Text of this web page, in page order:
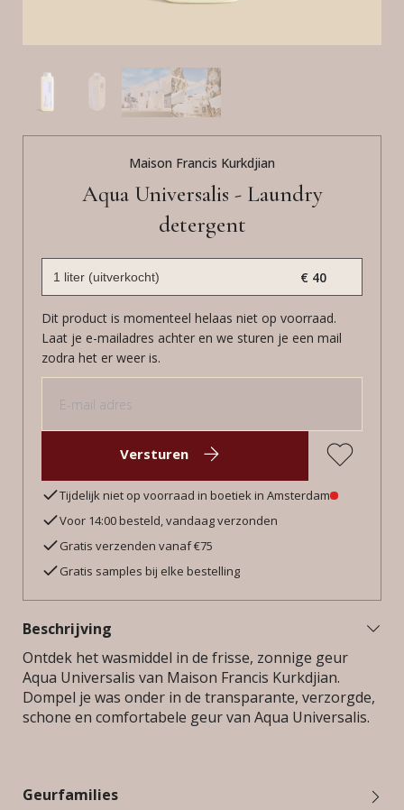
Maison Francis Kurkdjian
Aqua Universalis - Laundry
detergent
€ 40
Dit product is momenteel helaas niet op voorraad.
Laat je e-mailadres achter en we sturen je een mail
zodra het er weer is.
Versturen
Tijdelijk niet op voorraad in boetiek in Amsterdam
Voor 14:00 besteld, vandaag verzonden
Gratis verzenden vanaf €75
Gratis samples bij elke bestelling
Beschrijving
Ontdek het wasmiddel in de frisse, zonnige geur
Aqua Universalis van Maison Francis Kurkdjian.
Dompel je was onder in de transparante, verzorgde,
schone en comfortabele geur van Aqua Universalis.
Geurfamilies